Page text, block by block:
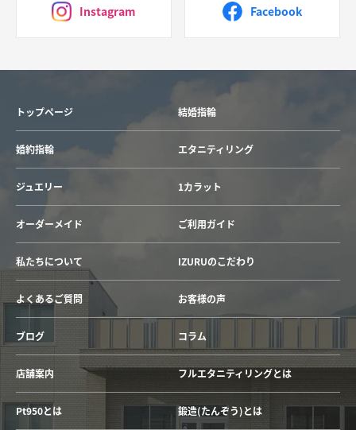
Instagram Facebook
トップページ 結婚指輪
婚約指輪 エタニティリング
ジュエリー 1カラット
オーダーメイド ご利用ガイド
私たちについて IZURUのこだわり
よくあるご質問 お客様の声
ブログ コラム
店舗案内 フルエタニティリングとは
Pt950とは 鍛造(たんぞう)とは